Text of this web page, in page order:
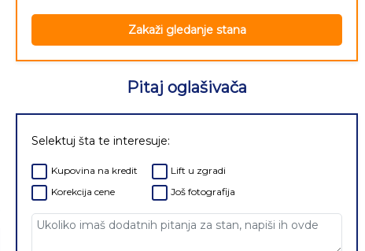
Zakaži gledanje stana
Pitaj oglašivača
Selektuj šta te interesuje:
Kupovina na kredit
Korekcija cene
Lift u zgradi
Još fotografija